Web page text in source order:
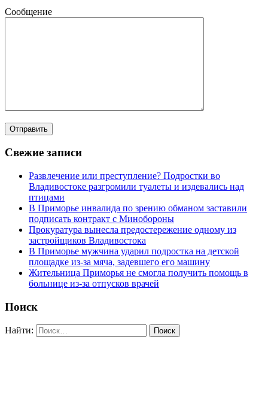
Сообщение
Свежие записи
Развлечение или преступление? Подростки во
Владивостоке разгромили туалеты и издевались над
птицами
В Приморье инвалида по зрению обманом заставили
подписать контракт с Минобороны
Прокуратура вынесла предостережение одному из
застройщиков Владивостока
В Приморье мужчина ударил подростка на детской
площадке из-за мяча, задевшего его машину
Жительница Приморья не смогла получить помощь в
больнице из-за отпусков врачей
Поиск
Найти: